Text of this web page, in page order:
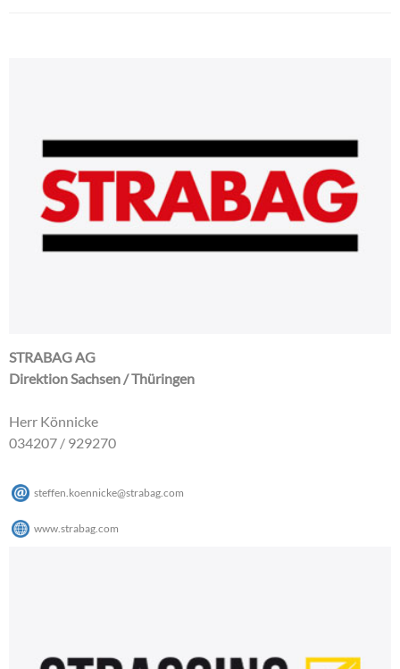
STRABAG AG
Direktion Sachsen / Thüringen
Herr Könnicke
034207 / 929270
steffen.koennicke@strabag.com
www.strabag.com